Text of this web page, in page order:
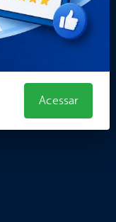
Sic Físico
Solicitar
Recurso
Acessar